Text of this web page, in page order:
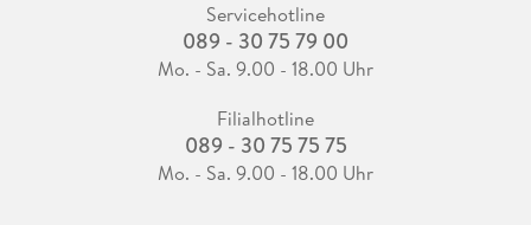
Servicehotline
089 - 30 75 79 00
Mo. - Sa. 9.00 - 18.00 Uhr
Filialhotline
089 - 30 75 75 75
Mo. - Sa. 9.00 - 18.00 Uhr